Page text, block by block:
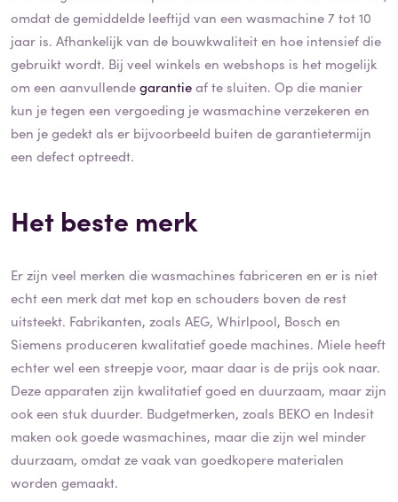
omdat de gemiddelde leeftijd van een wasmachine 7 tot 10
jaar is. Afhankelijk van de bouwkwaliteit en hoe intensief die
gebruikt wordt. Bij veel winkels en webshops is het mogelijk
om een aanvullendegarantieaf te sluiten. Op die manier
kun je tegen een vergoeding je wasmachine verzekeren en
ben je gedekt als er bijvoorbeeld buiten de garantietermijn
een defect optreedt.
Het beste merk
Er zijn veel merken die wasmachines fabriceren en er is niet
echt een merk dat met kop en schouders boven de rest
uitsteekt. Fabrikanten, zoals AEG, Whirlpool, Bosch en
Siemens produceren kwalitatief goede machines. Miele heeft
echter wel een streepje voor, maar daar is de prijs ook naar.
Deze apparaten zijn kwalitatief goed en duurzaam, maar zijn
ook een stuk duurder. Budgetmerken, zoals BEKO en Indesit
maken ook goede wasmachines, maar die zijn wel minder
duurzaam, omdat ze vaak van goedkopere materialen
worden gemaakt.